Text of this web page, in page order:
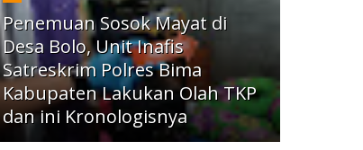
Penemuan Sosok Mayat di
Desa Bolo, Unit Inafis
Satreskrim Polres Bima
Kabupaten Lakukan Olah TKP
dan ini Kronologisnya